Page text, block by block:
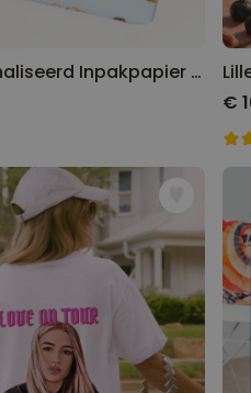
Gepersonaliseerd Inpakpapier Verjaardag met Foto Gezicht Verjaardag
€